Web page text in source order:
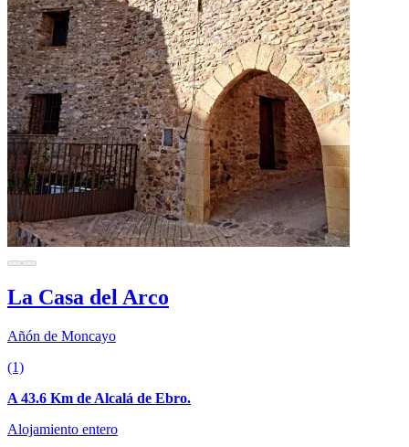
La Casa del Arco
Añón de Moncayo
(1)
A 43.6 Km de Alcalá de Ebro.
Alojamiento entero